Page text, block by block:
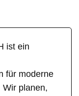
ist ein
für moderne
Wir planen,